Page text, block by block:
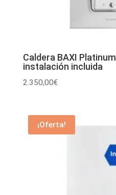
Caldera BAXI
instalación incluida
2.350,00€
¡Oferta!